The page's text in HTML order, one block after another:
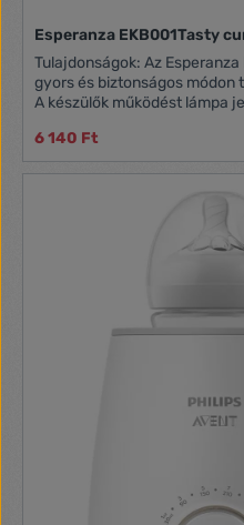
Esperanza EKB001Tasty
Tulajdonságok: Az
gyors és biztonságos módon
A készülők működést lámpa
Teljesítmény: 100 Watt
6 140 Ft